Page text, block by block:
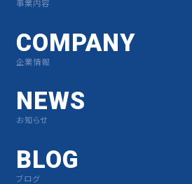
事業内容
COMPANY
企業情報
NEWS
お知らせ
BLOG
ブログ